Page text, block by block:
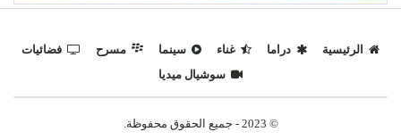
الرئيسية دراما غناء سينما مسرح
فضائيات
سوشيال ميديا
© 2023 - جميع الحقوق محفوظة.